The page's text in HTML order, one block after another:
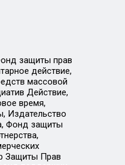
защиты прав
действие,
массовой
Действие,
время,
Издательство
Фонд защиты
Защиты Прав